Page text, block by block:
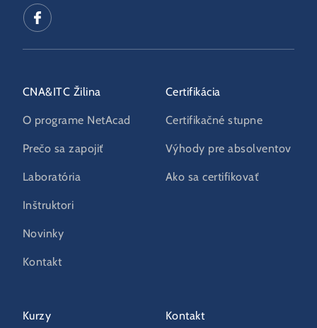
CNA&ITC Žilina
O programe NetAcad
Prečo sa zapojiť
Laboratória
Inštruktori
Novinky
Kontakt
Certifikácia
Certifikačné stupne
Výhody pre absolventov
Ako sa certifikovať
Kurzy Kontakt